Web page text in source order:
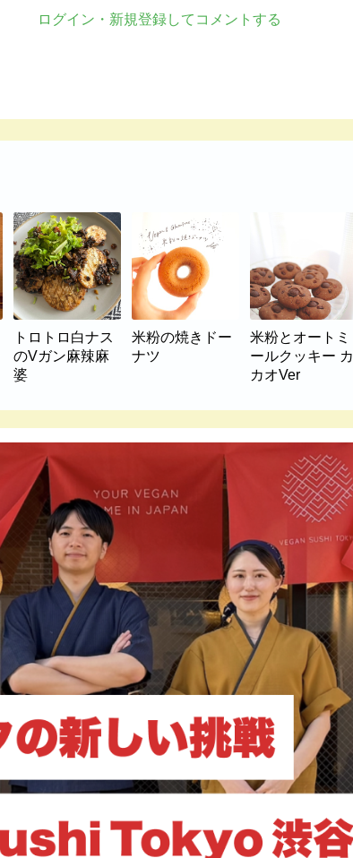
ログイン・新規登録してコメントする
トロトロ白ナス
のVガン麻辣麻
婆
米粉の焼きドー
ナツ
米粉とオートミ
ールクッキー カ
カオVer